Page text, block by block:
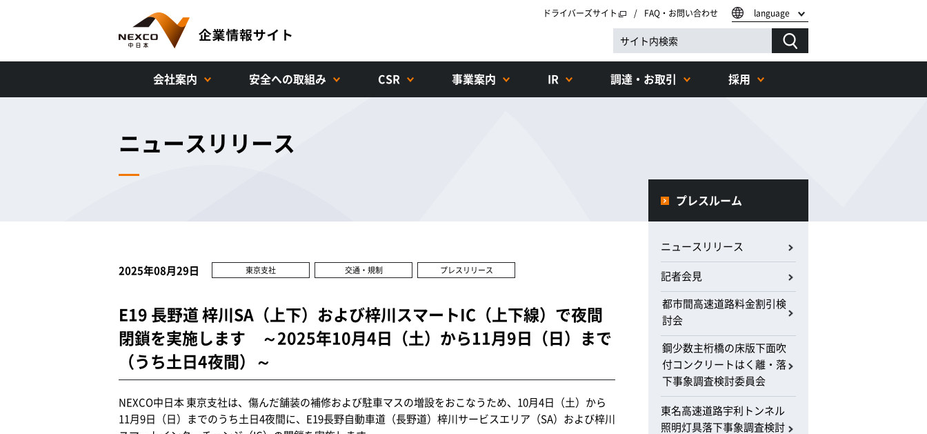
ドライバーズサイト FAQ・お問い合わせ language
会社案内 安全への取組み CSR 事業案内 IR 調達・お取引 採用
ニュースリリース
2025年08月29日 東京支社 交通・規制 プレスリリース
E19 長野道 梓川SA（上下）および梓川スマートIC（上下線）で夜間
閉鎖を実施します ～2025年10月4日（土）から11月9日（日）まで
（うち土日4夜間）～
NEXCO中日本 東京支社は、傷んだ舗装の補修および駐車マスの増設をおこなうため、10月4日（土）から
11月9日（日）までのうち土日4夜間に、E19長野自動車道（長野道）梓川サービスエリア（SA）および梓川
プレスルーム
ニュースリリース
記者会見
都市間高速道路料金割引検
討会
鋼少数主桁橋の床版下面吹
付コンクリートはく離・落
下事象調査検討委員会
東名高速道路宇利トンネル
照明灯具落下事象調査検討